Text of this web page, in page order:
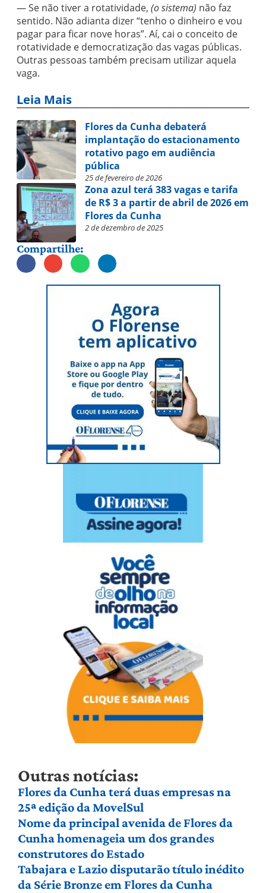
— Se não tiver a rotatividade, (o sistema) não faz
sentido. Não adianta dizer “tenho o dinheiro e vou
pagar para ficar nove horas”. Aí, cai o conceito de
rotatividade e democratização das vagas públicas.
Outras pessoas também precisam utilizar aquela
vaga.
Leia Mais
Flores da Cunha debaterá
implantação do estacionamento
rotativo pago em audiência
pública
25 de fevereiro de 2026
Zona azul terá 383 vagas e tarifa
de R$ 3 a partir de abril de 2026 em
Flores da Cunha
2 de dezembro de 2025
Compartilhe:
Outras notícias:
Flores da Cunha terá duas empresas na
25ª edição da MovelSul
Nome da principal avenida de Flores da
Cunha homenageia um dos grandes
construtores do Estado
Tabajara e Lazio disputarão título inédito
da Série Bronze em Flores da Cunha